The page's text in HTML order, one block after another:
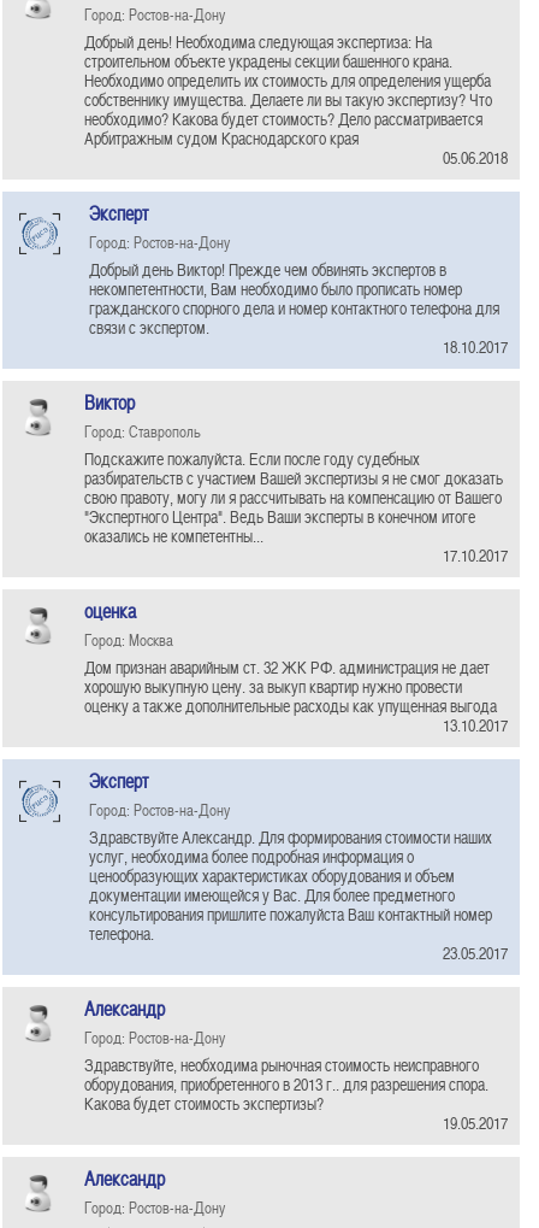
Город: Ростов-на-Дону
Добрый день! Необходима следующая экспертиза: На
строительном объекте украдены секции башенного крана.
Необходимо определить их стоимость для определения ущерба
собственнику имущества. Делаете ли вы такую экспертизу? Что
необходимо? Какова будет стоимость? Дело рассматривается
Арбитражным судом Краснодарского края
05.06.2018
Эксперт
Город: Ростов-на-Дону
Добрый день Виктор! Прежде чем обвинять экспертов в
некомпетентности, Вам необходимо было прописать номер
гражданского спорного дела и номер контактного телефона для
связи с экспертом.
18.10.2017
Bиктор
Город: Ставрополь
Подскажите пожалуйста. Если после году судебных
разбирательств с участием Вашей экспертизы я не смог доказать
свою правоту, могу ли я рассчитывать на компенсацию от Вашего
"Экспертного Центра". Ведь Ваши эксперты в конечном итоге
оказались не компетентны...
17.10.2017
оценка
Город: Москва
Дом признан аварийным ст. 32 ЖК РФ. администрация не дает
хорошую выкупную цену. за выкуп квартир нужно провести
оценку а также дополнительные расходы как упущенная выгода
13.10.2017
Эксперт
Город: Ростов-на-Дону
Здравствуйте Александр. Для формирования стоимости наших
услуг, необходима более подробная информация о
ценообразующих характеристиках оборудования и объем
документации имеющейся у Вас. Для более предметного
консультирования пришлите пожалуйста Ваш контактный номер
телефона.
23.05.2017
Александр
Город: Ростов-на-Дону
Здравствуйте, необходима рыночная стоимость неисправного
оборудования, приобретенного в 2013 г.. для разрешения спора.
Какова будет стоимость экспертизы?
19.05.2017
Александр
Город: Ростов-на-Дону